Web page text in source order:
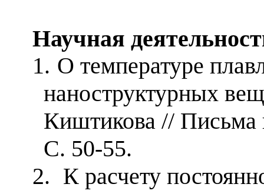
Научная
1. О температуре
наноструктурных
Киштикова //
С. 50-55.
2. К расчету